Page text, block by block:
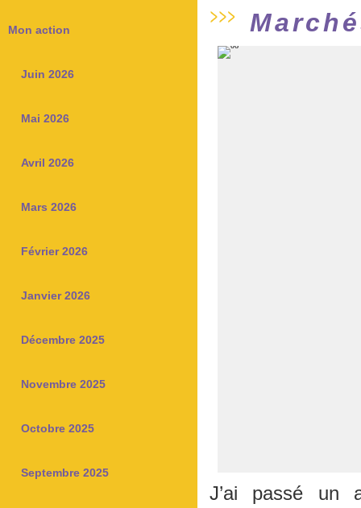
Mon action
Juin 2026
Mai 2026
Avril 2026
Mars 2026
Février 2026
Janvier 2026
Décembre 2025
Novembre 2025
Octobre 2025
Septembre 2025
J’ai passé un